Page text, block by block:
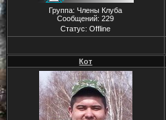
Группа: Члены Клуба
Сообщений:229
Статус:Offline
Кот